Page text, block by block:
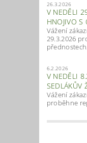
26.3.2026
V NEDĚLI
HNOJIVO S
Vážení
29.3.2026
6.2.2026
V NEDĚLI
SEDLÁKŮV
Vážení
proběhne